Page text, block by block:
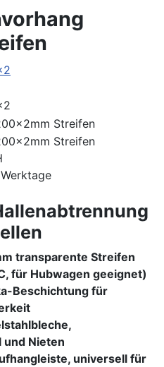
transparente Streifen
für Hubwagen geeignet)
Beschichtung für
Nieten
universell für